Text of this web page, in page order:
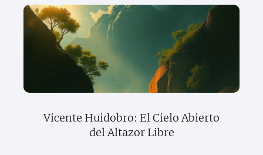
Vicente Huidobro: El Cielo Abierto
del Altazor Libre